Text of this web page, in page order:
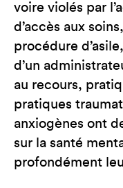
voire violés par
d’accès aux
procédure
d’un
au recours,
pratiques
anxiogènes ont
sur la santé
profondément